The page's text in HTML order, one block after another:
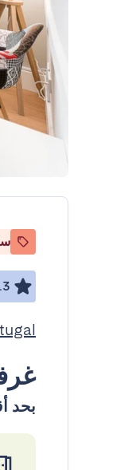
بحد أقصى 2 ضيفين •